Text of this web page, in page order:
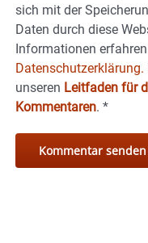
sich mit der
Daten durch diese
Informationen
Datenschutzerklärung.
unseren Leitfaden für
Kommentaren. *